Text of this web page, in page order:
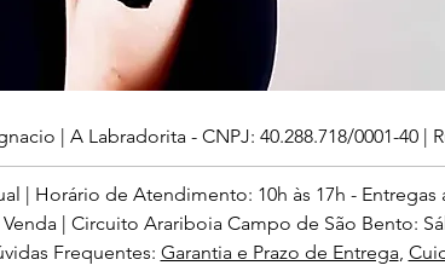
| A Labradorita - CNPJ: 40.288.718/0001-40 |
| Horário de Atendimento: 10h às 17h - Entregas
| Circuito Arariboia Campo de São Bento:
Frequentes: Garantia e Prazo de Entrega